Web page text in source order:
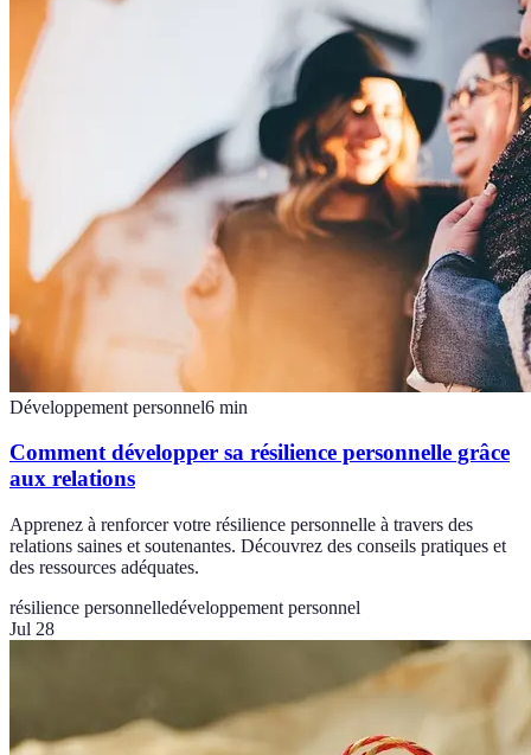
Développement personnel6 min
Comment développer sa résilience personnelle grâce
aux relations
Apprenez à renforcer votre résilience personnelle à travers des
relations saines et soutenantes. Découvrez des conseils pratiques et
des ressources adéquates.
résilience personnelledéveloppement personnel
Jul 28